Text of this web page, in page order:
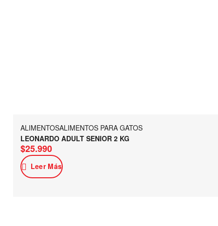
ALIMENTOSALIMENTOS PARA GATOS
LEONARDO ADULT SENIOR 2 KG
$25.990
Leer Más